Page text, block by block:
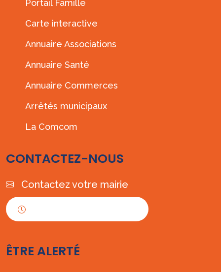
Portail Famille
Carte interactive
Annuaire Associations
Annuaire Santé
Annuaire Commerces
Arrêtés municipaux
La Comcom
CONTACTEZ-NOUS
Contactez votre mairie
ÊTRE ALERTÉ